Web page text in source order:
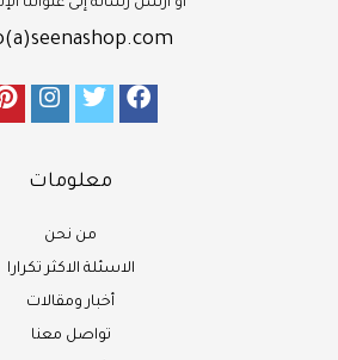
أو أرسل رسالة إلى عنواننا
معلومات
من نحن
الاسئلة الاكثر تكرارا
أخبار ومقالات
تواصل معنا